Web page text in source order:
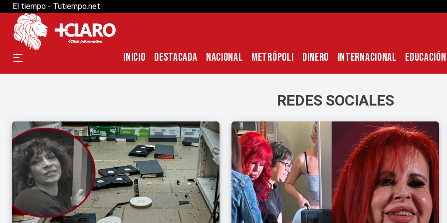
El tiempo - Tutiempo.net
INICIO DESTACADA NACIONAL METRÓPOLI DINERO INTERNACIONAL EDUCACIÓN
REDES SOCIALES